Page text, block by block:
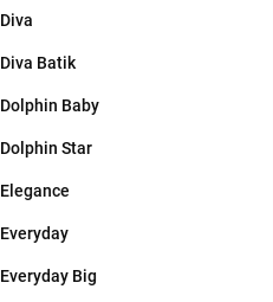
Diva
Diva Batik
Dolphin Baby
Dolphin Star
Elegance
Everyday
Everyday Big